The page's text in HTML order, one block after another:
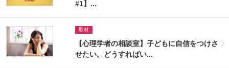
#1】...
取材
【心理学者の相談室】子どもに自信をつけさ
せたい。どうすればい...